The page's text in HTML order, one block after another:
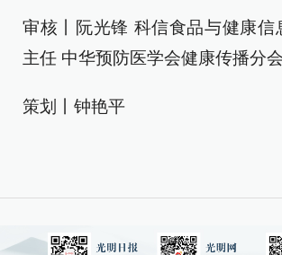
审核丨阮光锋 科信食品与健康信
主任 中华预防医学会健康传播分
策划丨钟艳平